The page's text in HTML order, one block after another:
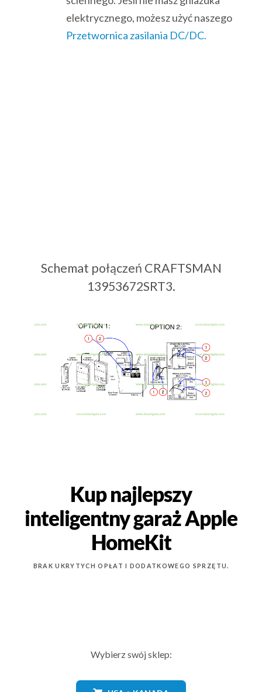
elektrycznego, możesz użyć naszego
Przetwornica zasilania DC/DC.
Schemat połączeń CRAFTSMAN
13953672SRT3.
Kup najlepszy
inteligentny garaż Apple
HomeKit
BRAK UKRYTYCH OPŁAT I DODATKOWEGO SPRZĘTU.
Wybierz swój sklep: